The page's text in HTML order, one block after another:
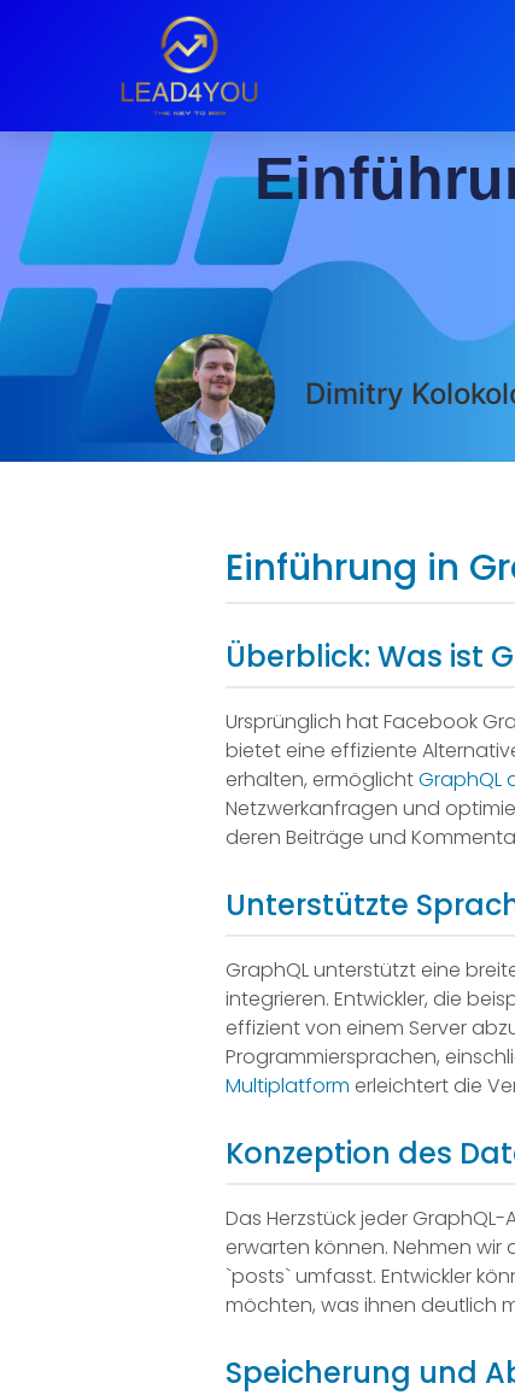
Dimitry
Einführung in
Überblick: Was ist
Ursprünglich hat Facebook
bietet eine effiziente
erhalten, ermöglichtGraphQL
Netzwerkanfragen und
deren Beiträge und
Unterstützte
GraphQL unterstützt eine
integrieren. Entwickler, die
effizient von einem Server
Programmiersprachen,
Multiplatform erleichtert die
Konzeption des
Das Herzstück jeder
erwarten können. Nehmen wir
`posts` umfasst. Entwickler
möchten, was ihnen deutlich
Speicherung und